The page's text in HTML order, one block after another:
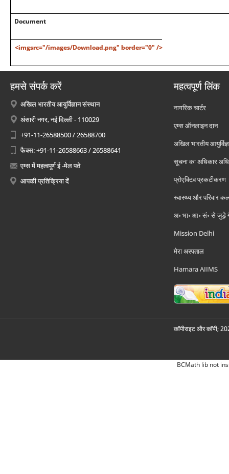
Document
<imgsrc="/images/Download.png" border="0" />
हमसे संपर्क करें
अखिल भारतीय आयुर्विज्ञान संस्थान
अंसारी नगर, नई दिल्ली - 110029
+91-11-26588500 / 26588700
फैक्स: +91-11-26588663 / 26588641
एम्स में महत्वपूर्ण ई -मेल पते
आपकी प्रतिक्रिया दें
महत्वपूर्ण लिंक
नागरिक चार्टर
एम्स ऑनलाइन दान
अखिल भारतीय
सूचना का अधिकार
प्रोएक्टिव प्रकटीकरण
स्वास्थ्य और परिवार
अ॰ भा॰ आ॰ सं॰ से जुड़े
Mission Delhi
मेरा अस्पताल
Hamara AIIMS
कॉपीराइट और कॉपी;
BCMath lib not